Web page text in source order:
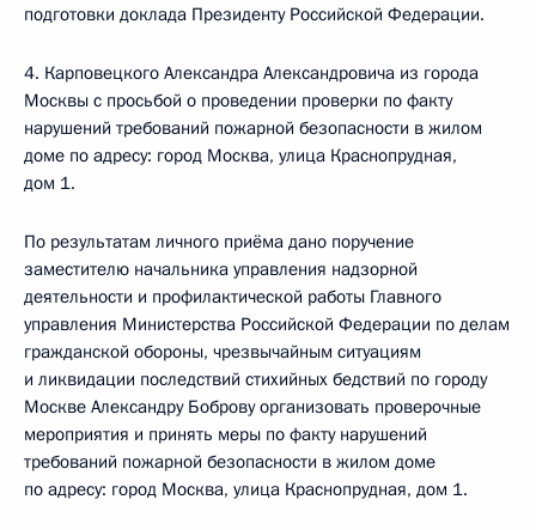
подготовки доклада Президенту Российской Федерации.
4. Карповецкого Александра Александровича из города
Москвы с просьбой о проведении проверки по факту
нарушений требований пожарной безопасности в жилом
доме по адресу: город Москва, улица Краснопрудная,
дом 1.
По результатам личного приёма дано поручение
заместителю начальника управления надзорной
деятельности и профилактической работы Главного
управления Министерства Российской Федерации по делам
гражданской обороны, чрезвычайным ситуациям
и ликвидации последствий стихийных бедствий по городу
Москве Александру Боброву организовать проверочные
мероприятия и принять меры по факту нарушений
требований пожарной безопасности в жилом доме
по адресу: город Москва, улица Краснопрудная, дом 1.